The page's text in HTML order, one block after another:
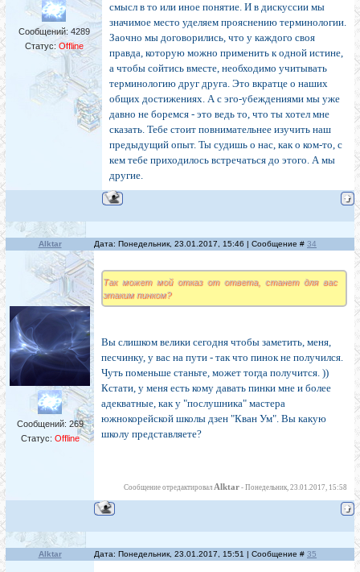
Сообщений: 4289
Статус: Offline
смысл в то или иное понятие. И в дискуссии мы
значимое место уделяем прояснению терминологии.
Заочно мы договорились, что у каждого своя
правда, которую можно применить к одной истине,
а чтобы сойтись вместе, необходимо учитывать
терминологию друг друга. Это вкратце о наших
общих достижениях. А с эго-убеждениями мы уже
давно не боремся - это ведь то, что ты хотел мне
сказать. Тебе стоит повнимательнее изучить наш
предыдущий опыт. Ты судишь о нас, как о ком-то, с
кем тебе приходилось встречаться до этого. А мы
другие.
Alktar Дата: Понедельник, 23.01.2017, 15:46 | Сообщение # 34
Сообщений: 269
Статус: Offline
Так может мой отказ от ответа, станет для вас
этаким пинком?
Вы слишком велики сегодня чтобы заметить, меня,
песчинку, у вас на пути - так что пинок не получился.
Чуть поменьше станьте, может тогда получится. ))
Кстати, у меня есть кому давать пинки мне и более
адекватные, как у "послушника" мастера
южнокорейской школы дзен "Кван Ум". Вы какую
школу представляете?
Сообщение отредактировал Alktar - Понедельник, 23.01.2017, 15:58
Alktar Дата: Понедельник, 23.01.2017, 15:51 | Сообщение # 35